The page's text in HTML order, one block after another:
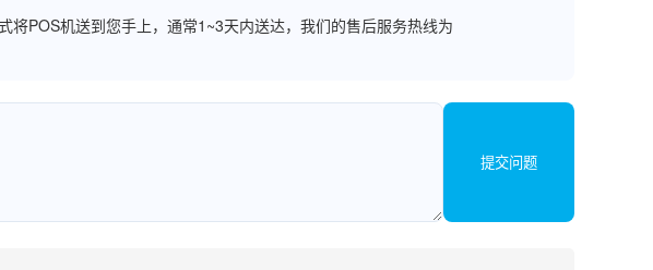
POS机送到您手上，通常1~3天内送达，我们的售后服务热线为
提交问题